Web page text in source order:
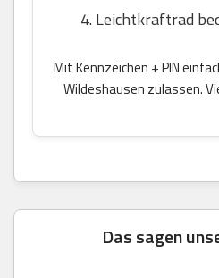
4. Leichtkraftrad
Mit Kennzeichen + PIN
Wildeshausen zulassen.
Das sagen